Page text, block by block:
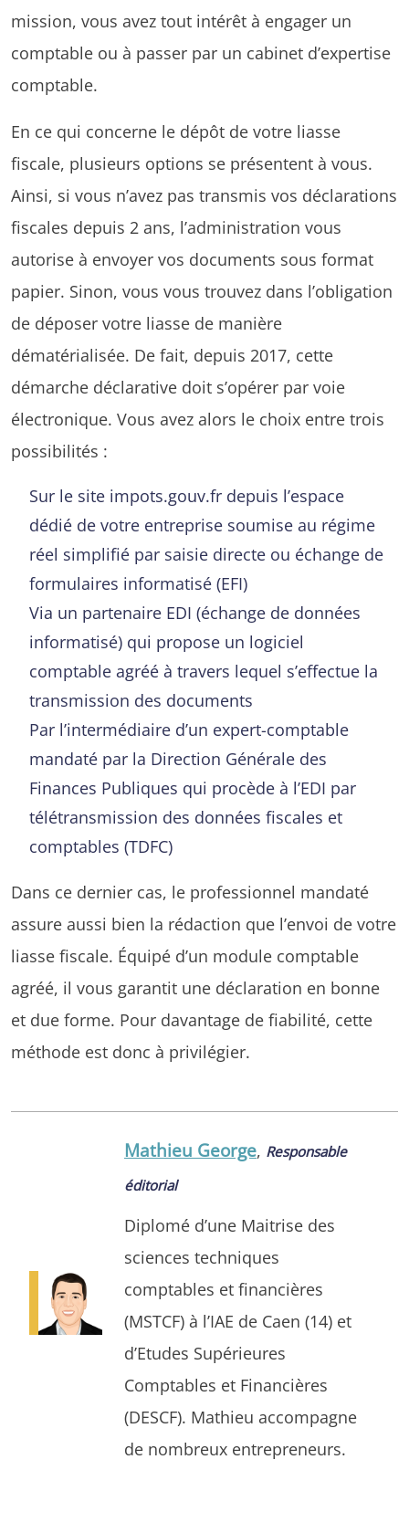
mission, vous avez tout intérêt à engager un
comptable ou à passer par un cabinet d’expertise
comptable.
En ce qui concerne le dépôt de votre liasse
fiscale, plusieurs options se présentent à vous.
Ainsi, si vous n’avez pas transmis vos déclarations
fiscales depuis 2 ans, l’administration vous
autorise à envoyer vos documents sous format
papier. Sinon, vous vous trouvez dans l’obligation
de déposer votre liasse de manière
dématérialisée. De fait, depuis 2017, cette
démarche déclarative doit s’opérer par voie
électronique. Vous avez alors le choix entre trois
possibilités :
Sur le site impots.gouv.fr depuis l’espace
dédié de votre entreprise soumise au régime
réel simplifié par saisie directe ou échange de
formulaires informatisé (EFI)
Via un partenaire EDI (échange de données
informatisé) qui propose un logiciel
comptable agréé à travers lequel s’effectue la
transmission des documents
Par l’intermédiaire d’un expert-comptable
mandaté par la Direction Générale des
Finances Publiques qui procède à l’EDI par
télétransmission des données fiscales et
comptables (TDFC)
Dans ce dernier cas, le professionnel mandaté
assure aussi bien la rédaction que l’envoi de votre
liasse fiscale. Équipé d’un module comptable
agréé, il vous garantit une déclaration en bonne
et due forme. Pour davantage de fiabilité, cette
méthode est donc à privilégier.
Mathieu George, Responsable
éditorial
Diplomé d’une Maitrise des
sciences techniques
comptables et financières
(MSTCF) à l’IAE de Caen (14) et
d’Etudes Supérieures
Comptables et Financières
(DESCF). Mathieu accompagne
de nombreux entrepreneurs.